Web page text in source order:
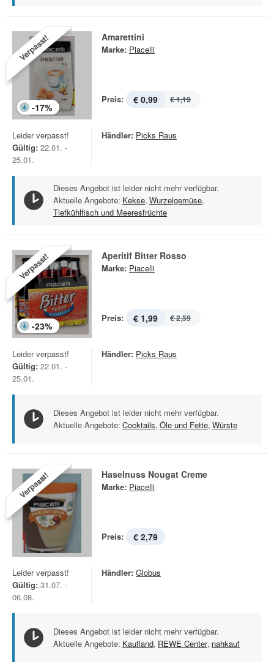
Verpasst!
-17%
Amarettini
Marke: Piacelli
Preis: € 0,99 € 1,19
Leider verpasst!
Gültig: 22.01. -
25.01.
Händler: Picks Raus
Dieses Angebot ist leider nicht mehr verfügbar.
Aktuelle Angebote: Kekse, Wurzelgemüse,
Tiefkühlfisch und Meeresfrüchte
Verpasst!
-23%
Aperitif Bitter Rosso
Marke: Piacelli
Preis: € 1,99 € 2,59
Leider verpasst!
Gültig: 22.01. -
25.01.
Händler: Picks Raus
Dieses Angebot ist leider nicht mehr verfügbar.
Aktuelle Angebote: Cocktails, Öle und Fette, Würste
Verpasst! Haselnuss Nougat Creme
Marke: Piacelli
Preis: € 2,79
Leider verpasst!
Gültig: 31.07. -
06.08.
Händler: Globus
Dieses Angebot ist leider nicht mehr verfügbar.
Aktuelle Angebote: Kaufland, REWE Center, nahkauf